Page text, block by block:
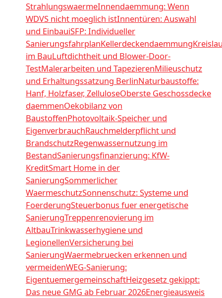
StrahlungswaermeInnendaemmung: Wenn
WDVS nicht moeglich istInnentüren: Auswahl
und EinbauiSFP: Individueller
SanierungsfahrplanKellerdeckendaemmung
im BauLuftdichtheit und Blower-Door-
TestMalerarbeiten und TapezierenMilieuschutz
und Erhaltungssatzung BerlinNaturbaustoffe:
Hanf, Holzfaser, ZelluloseOberste Geschossdecke
daemmenOekobilanz von
BaustoffenPhotovoltaik-Speicher und
EigenverbrauchRauchmelderpflicht und
BrandschutzRegenwassernutzung im
BestandSanierungsfinanzierung: KfW-
KreditSmart Home in der
SanierungSommerlicher
WaermeschutzSonnenschutz: Systeme und
FoerderungSteuerbonus fuer energetische
SanierungTreppenrenovierung im
AltbauTrinkwasserhygiene und
LegionellenVersicherung bei
SanierungWaermebruecken erkennen und
vermeidenWEG-Sanierung:
EigentuemergemeinschaftHeizgesetz gekippt:
Das neue GMG ab Februar 2026Energieausweis